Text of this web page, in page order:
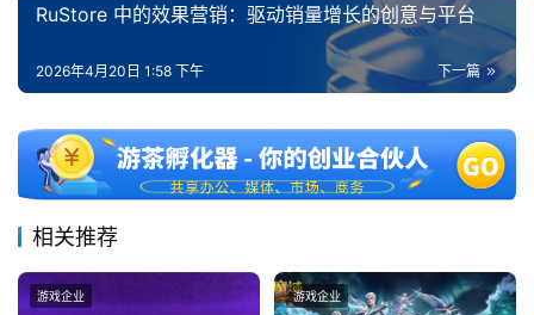
三
金
奖
7
月
RuStore 中的效果营销：驱动销量增长的创意与平台
下一篇
2026年4月20日 1:58 下午
相关推荐
游戏企业 游戏企业